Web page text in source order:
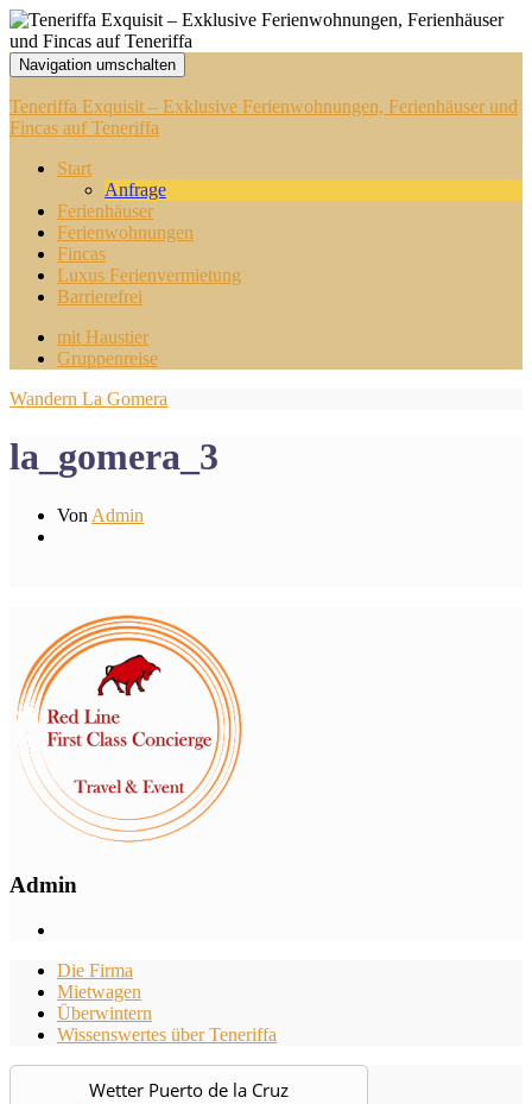
Navigation umschalten
Teneriffa Exquisit – Exklusive Ferienwohnungen, Ferienhäuser und
Fincas auf Teneriffa
Start
Anfrage
Ferienhäuser
Ferienwohnungen
Fincas
Luxus Ferienvermietung
Barrierefrei
mit Haustier
Gruppenreise
Wandern La Gomera
la_gomera_3
Von Admin
Admin
Die Firma
Mietwagen
Überwintern
Wissenswertes über Teneriffa
Wetter Puerto de la Cruz